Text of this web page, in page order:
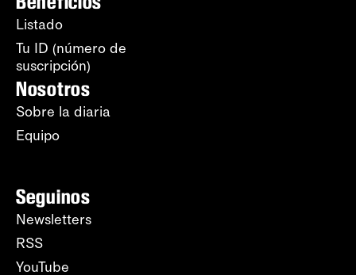
Listado
Tu ID (número de
suscripción)
Nosotros
Sobre la diaria
Equipo
Seguinos
Newsletters
RSS
YouTube